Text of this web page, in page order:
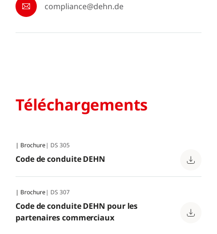
compliance@dehn.de
Téléchargements
| Brochure| DS 305
Code de conduite DEHN
| Brochure| DS 307
Code de conduite DEHN pour les
partenaires commerciaux